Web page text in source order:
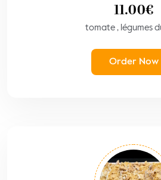
11.00€
tomate , légumes
Order Now